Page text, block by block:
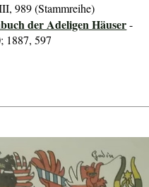
989 (Stammreihe)
der Adeligen Häuser-
1887, 597